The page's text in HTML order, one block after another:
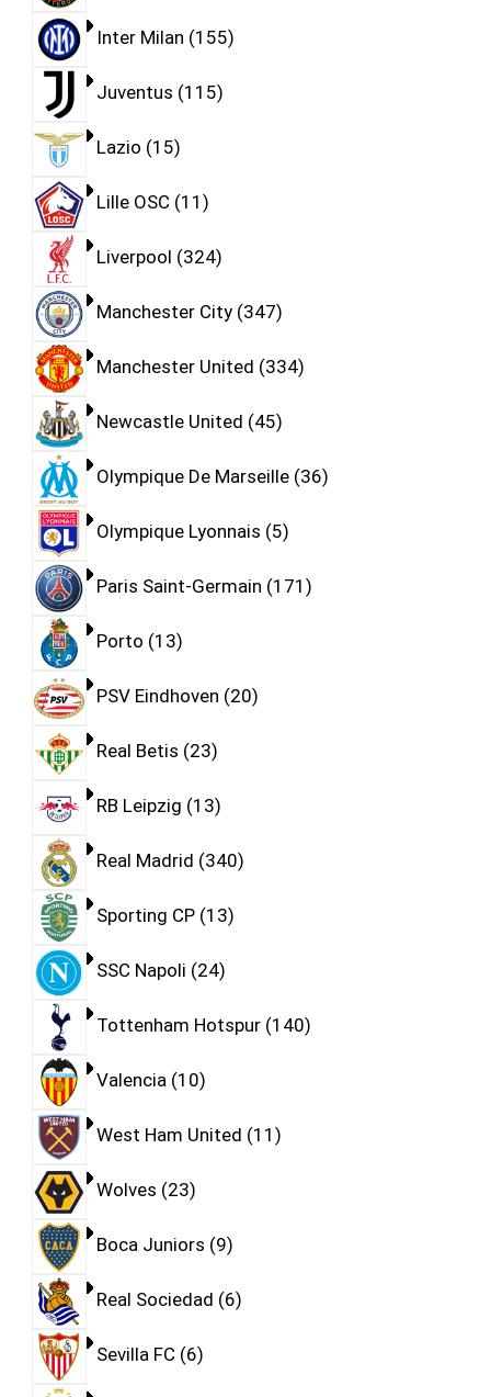
Inter Milan 155
Juventus 115
Lazio 15
Lille OSC 11
Liverpool 324
Manchester City 347
Manchester United 334
Newcastle United 45
Olympique De Marseille 36
Olympique Lyonnais 5
Paris Saint-Germain 171
Porto 13
PSV Eindhoven 20
Real Betis 23
RB Leipzig 13
Real Madrid 340
Sporting CP 13
SSC Napoli 24
Tottenham Hotspur 140
Valencia 10
West Ham United 11
Wolves 23
Boca Juniors 9
Real Sociedad 6
Sevilla FC 6